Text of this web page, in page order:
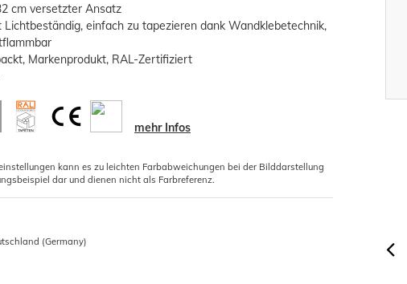
cm versetzter Ansatz
einfach zu tapezieren dank Wandklebetechnik,
Markenprodukt, RAL-Zertifiziert
mehr Infos
kann es zu leichten Farbabweichungen bei der Bilddarstellung
dar und dienen nicht als Farbreferenz.
(Germany)
€